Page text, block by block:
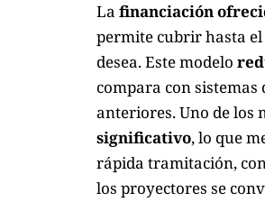
La financiación
permite cubrir hasta el
desea. Este modelo
compara con sistemas
anteriores. Uno de los
significativo, lo que
rápida tramitación,
los proyectores se